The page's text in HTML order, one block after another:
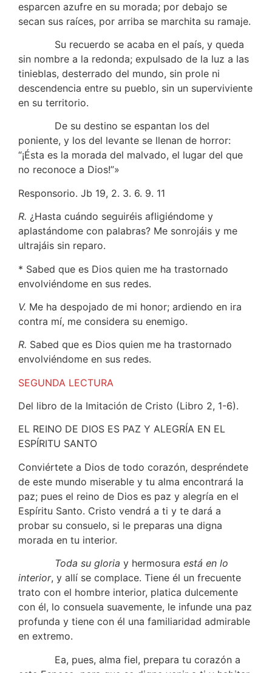
esparcen azufre en su morada; por debajo se
secan sus raíces, por arriba se marchita su ramaje.
Su recuerdo se acaba en el país, y queda
sin nombre a la redonda; expulsado de la luz a las
tinieblas, desterrado del mundo, sin prole ni
descendencia entre su pueblo, sin un superviviente
en su territorio.
De su destino se espantan los del
poniente, y los del levante se llenan de horror:
“¡Ésta es la morada del malvado, el lugar del que
no reconoce a Dios!”»
Responsorio. Jb 19, 2. 3. 6. 9. 11
R. ¿Hasta cuándo seguiréis afligiéndome y
aplastándome con palabras? Me sonrojáis y me
ultrajáis sin reparo.
* Sabed que es Dios quien me ha trastornado
envolviéndome en sus redes.
V. Me ha despojado de mi honor; ardiendo en ira
contra mí, me considera su enemigo.
R. Sabed que es Dios quien me ha trastornado
envolviéndome en sus redes.
SEGUNDA LECTURA
Del libro de la Imitación de Cristo (Libro 2, 1-6).
EL REINO DE DIOS ES PAZ Y ALEGRÍA EN EL
ESPÍRITU SANTO
Conviértete a Dios de todo corazón, despréndete
de este mundo miserable y tu alma encontrará la
paz; pues el reino de Dios es paz y alegría en el
Espíritu Santo. Cristo vendrá a ti y te dará a
probar su consuelo, si le preparas una digna
morada en tu interior.
Toda su gloria y hermosura está en lo
interior, y allí se complace. Tiene él un frecuente
trato con el hombre interior, platica dulcemente
con él, lo consuela suavemente, le infunde una paz
profunda y tiene con él una familiaridad admirable
en extremo.
Ea, pues, alma fiel, prepara tu corazón a